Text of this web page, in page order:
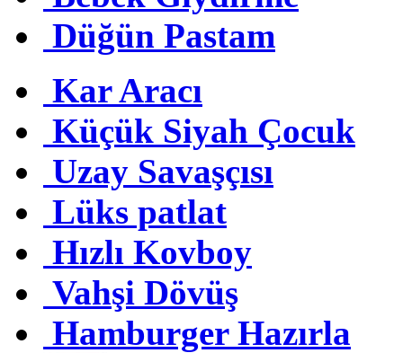
Düğün Pastam
Kar Aracı
Küçük Siyah Çocuk
Uzay Savaşçısı
Lüks patlat
Hızlı Kovboy
Vahşi Dövüş
Hamburger Hazırla